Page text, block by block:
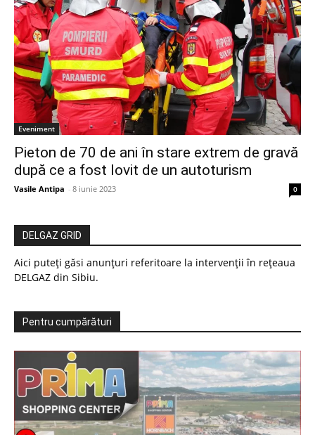
Eveniment
Pieton de 70 de ani în stare extrem de gravă
după ce a fost lovit de un autoturism
Vasile Antipa - 8 iunie 2023 0
DELGAZ GRID
Aici puteți găsi anunțuri referitoare la intervenții în rețeaua
DELGAZ din Sibiu.
Pentru cumpărături